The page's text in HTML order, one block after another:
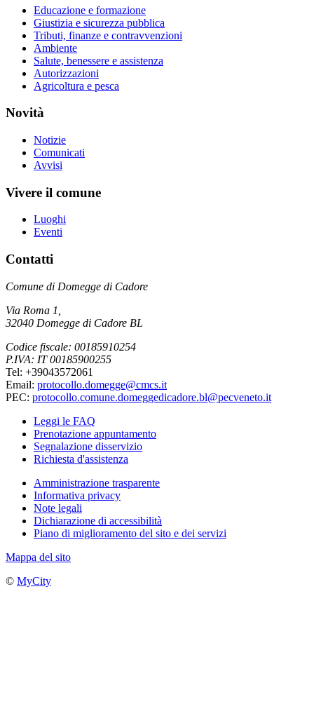
Educazione e formazione
Giustizia e sicurezza pubblica
Tributi, finanze e contravvenzioni
Ambiente
Salute, benessere e assistenza
Autorizzazioni
Agricoltura e pesca
Novità
Notizie
Comunicati
Avvisi
Vivere il comune
Luoghi
Eventi
Contatti
Comune di Domegge di Cadore
Via Roma 1,
32040 Domegge di Cadore BL
Codice fiscale: 00185910254
P.IVA: IT 00185900255
Tel: +39043572061
Email: protocollo.domegge@cmcs.it
PEC: protocollo.comune.domeggedicadore.bl@pecveneto.it
Leggi le FAQ
Prenotazione appuntamento
Segnalazione disservizio
Richiesta d'assistenza
Amministrazione trasparente
Informativa privacy
Note legali
Dichiarazione di accessibilità
Piano di miglioramento del sito e dei servizi
Mappa del sito
© MyCity